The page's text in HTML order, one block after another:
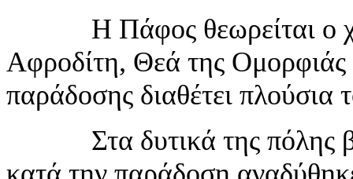
Η Πάφος θεωρείται ο
Αφροδίτη, Θεά της Ομορφιάς
παράδοσης διαθέτει πλούσια
Στα δυτικά της πόλης